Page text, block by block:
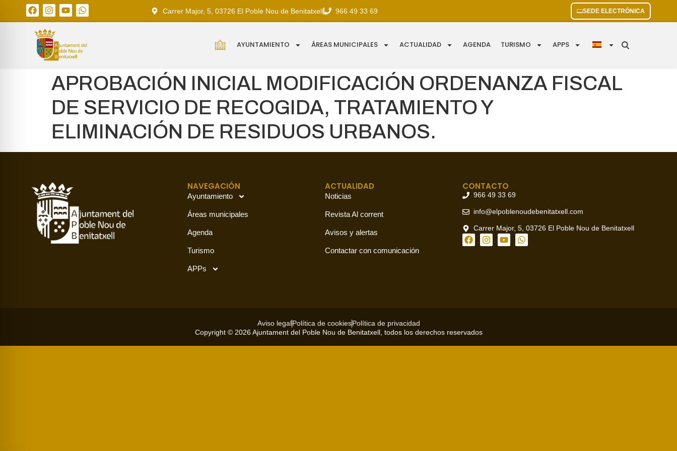
Carrer Major, 5, 03726 El Poble Nou de Benitatxell 966 49 33 69 SEDE ELECTRÓNICA
AYUNTAMIENTO ÁREAS MUNICIPALES ACTUALIDAD AGENDA TURISMO APPS
APROBACIÓN INICIAL MODIFICACIÓN ORDENANZA FISCAL
DE SERVICIO DE RECOGIDA, TRATAMIENTO Y
ELIMINACIÓN DE RESIDUOS URBANOS.
NAVEGACIÓN
Ayuntamiento
Áreas municipales
Agenda
Turismo
APPs
ACTUALIDAD
Noticias
Revista Al corrent
Avisos y alertas
Contactar con comunicación
CONTACTO
966 49 33 69
info@elpoblenoudebenitatxell.com
Carrer Major, 5, 03726 El Poble Nou de Benitatxell
Aviso legalPolítica de cookiesPolítica de privacidad
Copyright © 2026 Ajuntament del Poble Nou de Benitatxell, todos los derechos reservados